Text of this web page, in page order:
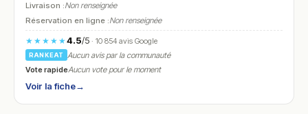
Livraison :Non renseignée
Réservation en ligne :Non renseignée
★★★★★4.5/5· 10 854 avis Google
RANKEAT
Aucun avis par la communauté
Vote rapideAucun vote pour le moment
Voir la fiche→